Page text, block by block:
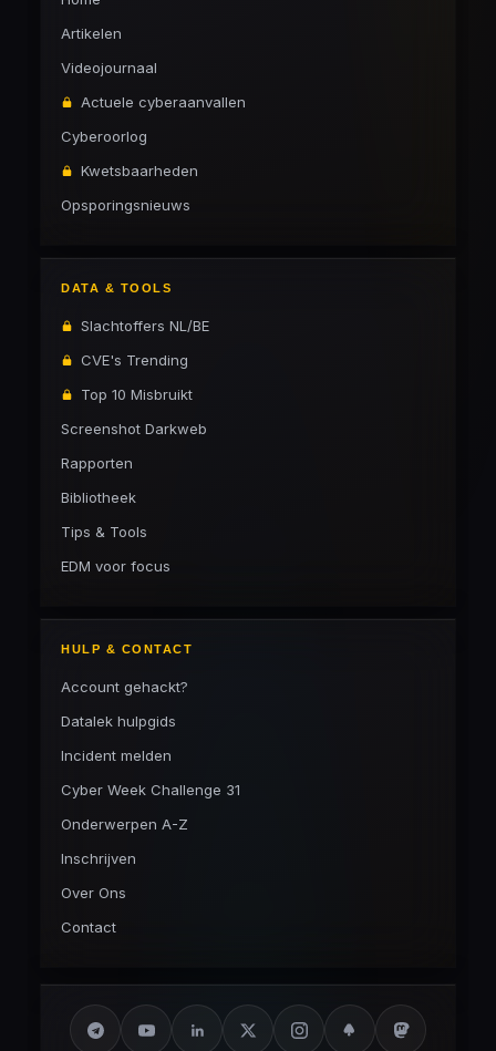
Artikelen
Videojournaal
Actuele cyberaanvallen
Cyberoorlog
Kwetsbaarheden
Opsporingsnieuws
DATA & TOOLS
Slachtoffers NL/BE
CVE's Trending
Top 10 Misbruikt
Screenshot Darkweb
Rapporten
Bibliotheek
Tips & Tools
EDM voor focus
HULP & CONTACT
Account gehackt?
Datalek hulpgids
Incident melden
Cyber Week Challenge 31
Onderwerpen A-Z
Inschrijven
Over Ons
Contact